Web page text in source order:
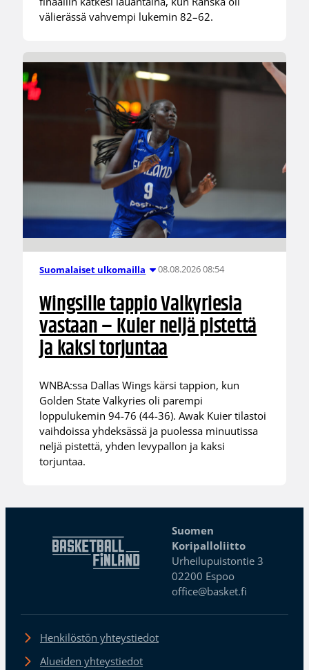
välierässä vahvempi lukemin 82–62.
Suomalaiset ulkomailla 08.08.2026 08:54
Wingsille tappio Valkyriesia
vastaan – Kuier neljä pistettä
ja kaksi torjuntaa
WNBA:ssa Dallas Wings kärsi tappion, kun
Golden State Valkyries oli parempi
loppulukemin 94-76 (44-36). Awak Kuier tilastoi
vaihdoissa yhdeksässä ja puolessa minuutissa
neljä pistettä, yhden levypallon ja kaksi
torjuntaa.
Suomen
Koripalloliitto
Urheilupuistontie 3
02200 Espoo
office@basket.fi
Henkilöstön yhteystiedot
Alueiden yhteystiedot